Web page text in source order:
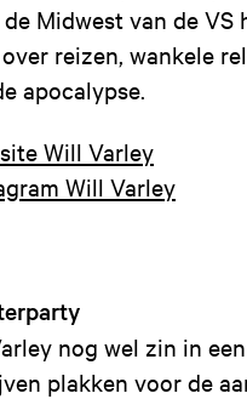
Midwest van de
reizen, wankele
apocalypse.
Will Varley
Will Varley
nog wel zin in
plakken voor de